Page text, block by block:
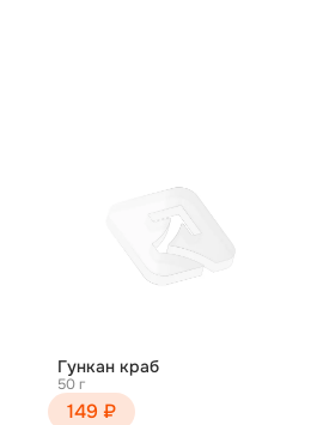
Гункан краб
50 г
149 ₽